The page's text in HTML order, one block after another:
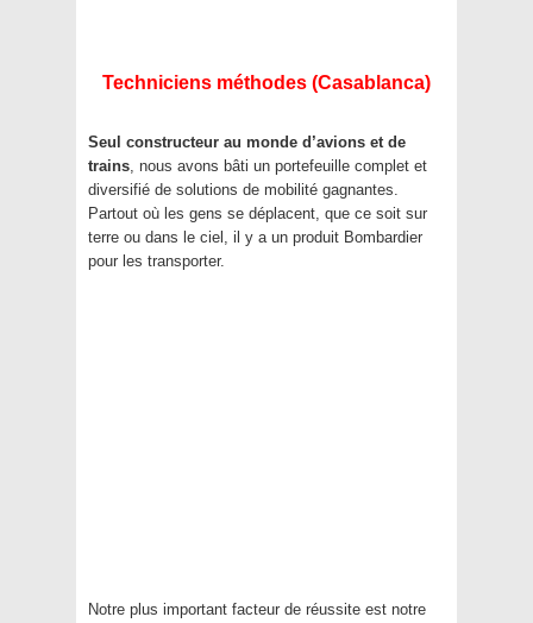
Techniciens méthodes (Casablanca)
Seul constructeur au monde d’avions et de
trains, nous avons bâti un portefeuille complet et
diversifié de solutions de mobilité gagnantes.
Partout où les gens se déplacent, que ce soit sur
terre ou dans le ciel, il y a un produit Bombardier
pour les transporter.
Notre plus important facteur de réussite est notre